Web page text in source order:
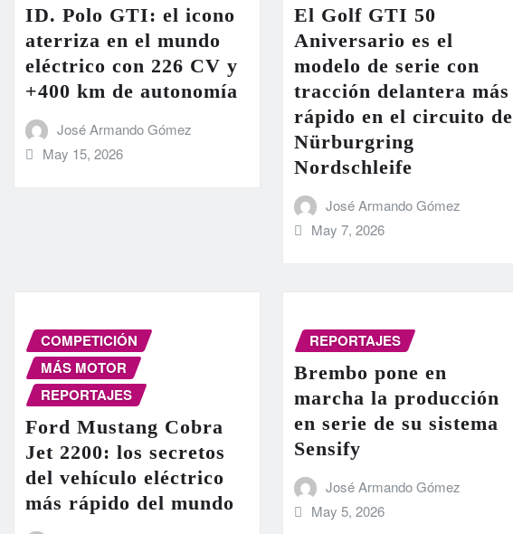
ID. Polo GTI: el icono
aterriza en el mundo
eléctrico con 226 CV y
+400 km de autonomía
José Armando Gómez
May 15, 2026
El Golf GTI 50
Aniversario es el
modelo de serie con
tracción delantera más
rápido en el circuito de
Nürburgring
Nordschleife
José Armando Gómez
May 7, 2026
COMPETICIÓN
MÁS MOTOR
REPORTAJES
Ford Mustang Cobra
Jet 2200: los secretos
del vehículo eléctrico
más rápido del mundo
REPORTAJES
Brembo pone en
marcha la producción
en serie de su sistema
Sensify
José Armando Gómez
May 5, 2026